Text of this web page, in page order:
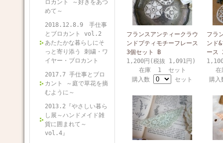
ロカント ～好きをあつ
めて～
2018.12.8.9 手仕事
とブロカント vol.2
あたたかな暮らしにそ
っと寄り添う 刺繍・ワ
イヤー・ブロカント
2017.7 手仕事とブロ
カント ～庭で草花を摘
むように～
2013.2『やさしい暮ら
し展～ハンドメイド雑
貨に囲まれて～
vol.4』
フランスアンティークラウ
ンドプティモチーフレース
3個セット B
1,200円(税抜 1,091円)
在庫 1 セット
購入数
セット
フラ
ンド
ース
購